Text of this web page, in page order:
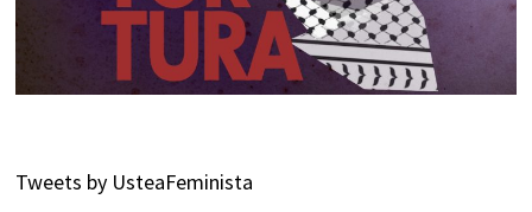
Tweets by UsteaFeminista